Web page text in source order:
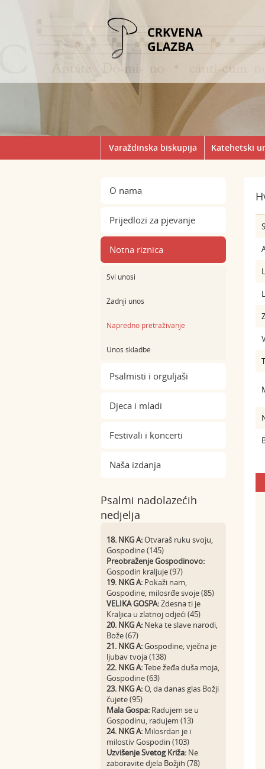
Varaždinska biskupija Katehetski
O nama
Prijedlozi za pjevanje
Notna riznica
Svi unosi
Zadnji unos
Napredno pretraživanje
Unos skladbe
Psalmisti i orguljaši
Djeca i mladi
Festivali i koncerti
Naša izdanja
Psalmi nadolazećih
nedjelja
18. NKG A:Otvaraš ruku svoju,
Gospodine (145)
Preobraženje Gospodinovo:
Gospodin kraljuje (97)
19. NKG A: Pokaži nam,
Gospodine, milosrđe svoje (85)
VELIKA GOSPA:Zdesna ti je
Kraljica u zlatnoj odjeći (45)
20. NKG A: Neka te slave narodi,
Bože (67)
21. NKG A:Gospodine, vječna je
ljubav tvoja (138)
22. NKG A:Tebe žeđa duša moja,
Gospodine (63)
23. NKG A:O, da danas glas Božji
čujete (95)
Mala Gospa: Radujem se u
Gospodinu, radujem (13)
24. NKG A: Milosrdan je i
milostiv Gospodin (103)
Uzvišenje Svetog Križa: Ne
zaboravite djela Božjih (78)